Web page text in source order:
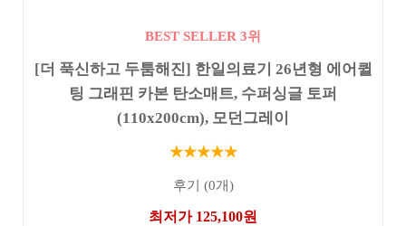
BEST SELLER 3위
[더 푹신하고 두툼해진] 한일의료기 26년형 에어퀼
팅 그래핀 카본 탄소매트, 수퍼싱글 토퍼
(110x200cm), 모던그레이
★★★★★
후기 (0개)
최저가 125,100원